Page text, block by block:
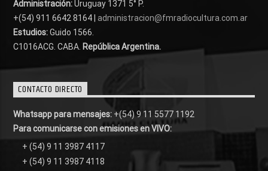
Administración:Uruguay 1371 5° P.
+(54) 911 6642 8164 | administracion@fmradiocultura.com.ar
Estudios:Guido 1566.
C1016ACG . CABA. República Argentina.
CONTACTO DIRECTO
Whatsapp para mensajes: +(54) 9 11 5577 1192
Para comunicarse con emisiones en VIVO:
+ (54) 9 11 3987 4117
+ (54) 9 11 3987 4118